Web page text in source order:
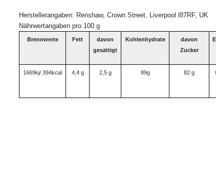
Herstellerangaben: Renshaw, Crown Street, Liverpool l87RF, UK
Nährwertangaben pro 100 g
Brennwerte Fett
davon
gesättigt
Kohlenhydrate
davon
Zucker
1669kj/ 394kcal 4,4 g 2,5 g 89g 82 g